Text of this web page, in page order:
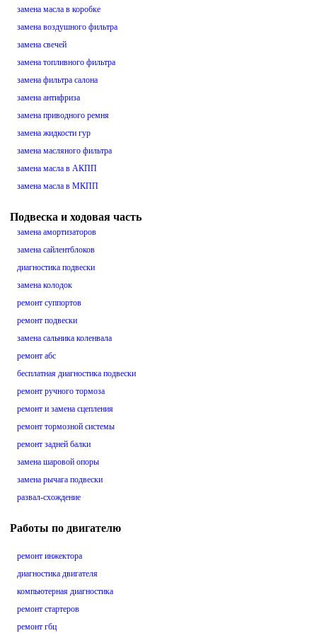
замена масла в коробке
замена воздушного фильтра
замена свечей
замена топливного фильтра
замена фильтра салона
замена антифриза
замена приводного ремня
замена жидкости гур
замена масляного фильтра
замена масла в АКПП
замена масла в МКПП
Подвеска и ходовая часть
замена амортизаторов
замена сайлентблоков
диагностика подвески
замена колодок
ремонт суппортов
ремонт подвески
замена сальника коленвала
ремонт абс
бесплатная диагностика подвески
ремонт ручного тормоза
ремонт и замена сцепления
ремонт тормозной системы
ремонт задней балки
замена шаровой опоры
замена рычага подвески
развал-схождение
Работы по двигателю
ремонт инжектора
диагностика двигателя
компьютерная диагностика
ремонт стартеров
ремонт гбц